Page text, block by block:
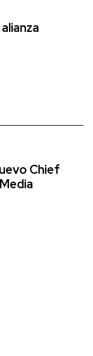
Chief